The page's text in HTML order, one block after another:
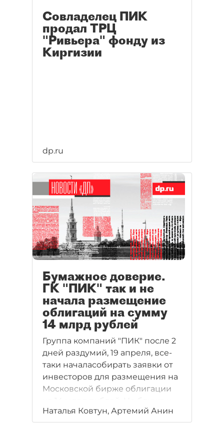
Совладелец ПИК
продал ТРЦ
"Ривьера" фонду из
Киргизии
dp.ru
Бумажное доверие.
ГК "ПИК" так и не
начала размещение
облигаций на сумму
14 млрд рублей
Группа компаний "ПИК" после 2
дней раздумий, 19 апреля, все-
таки началасобирать заявки от
инвесторов для размещения на
Московской бирже облигации
вечеру преостановила процесс.
Девелоперы Петербурга, у
Наталья Ковтун, Артемий Анин